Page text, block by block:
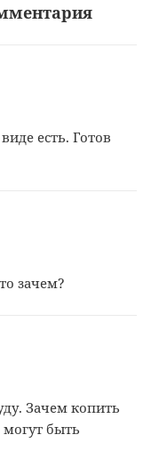
есть. Готов
зачем?
Зачем копить
быть